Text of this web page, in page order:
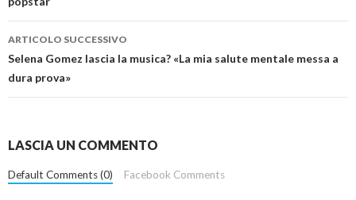
ARTICOLO SUCCESSIVO
Selena Gomez lascia la musica? «La mia salute mentale messa a
dura prova»
LASCIA UN COMMENTO
Default Comments (0) Facebook Comments